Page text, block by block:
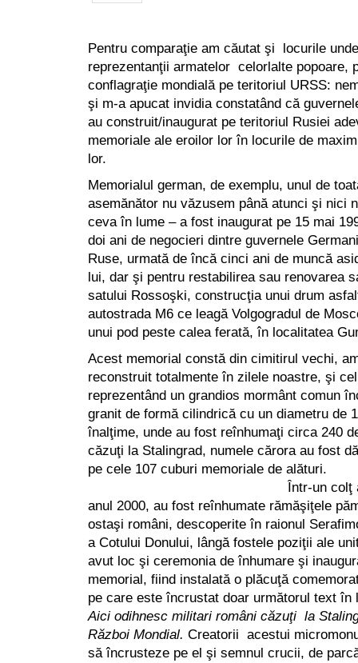
Pentru comparaţie am căutat şi locurile
reprezentanţii armatelor celorlalte popoare,
conflagraţie mondială pe teritoriul URSS:
şi m-a apucat invidia constatând că
au construit/inaugurat pe teritoriul Rusiei
memoriale ale eroilor lor în locurile de
lor.
Memorialul german, de exemplu, unul de
asemănător nu văzusem până atunci şi nici
ceva în lume – a fost inaugurat pe 15 mai
doi ani de negocieri dintre guvernele
Ruse, urmată de încă cinci ani de muncă
lui, dar şi pentru restabilirea sau renovarea
satului Rossoşki, construcţia unui drum
autostrada M6 ce leagă Volgogradul de
unui pod peste calea ferată, în localitatea
Acest memorial constă din cimitirul vechi,
reconstruit totalmente în zilele noastre, şi
reprezentând un grandios mormânt comun
granit de formă cilindrică cu un diametru de
înalţime, unde au fost reînhumaţi circa 240
căzuţi la Stalingrad, numele cărora au fost
pe cele 107 cuburi memoriale de alături.
Într-un colţ al
anul 2000, au fost reînhumate rămăşiţele
ostaşi români, descoperite în raionul
a Cotului Donului, lângă fostele poziţii ale
avut loc şi ceremonia de înhumare şi
memorial, fiind instalată o plăcuţă
pe care este încrustat doar următorul text în
Aici odihnesc militari români căzuţi la
Război Mondial. Creatorii acestui
să încrusteze pe el şi semnul crucii, de